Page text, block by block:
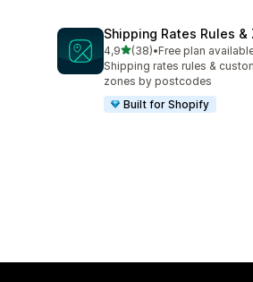
Shipping Rates Rules &
4,9av 5 stjerner
(38)
Totalt 38 omtaler
•Free plan
Shipping rates rules &
zones by postcodes
Built for Shopify